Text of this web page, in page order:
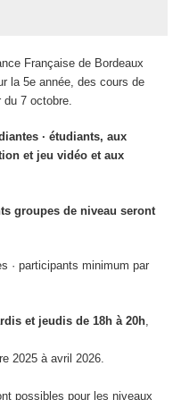
Française de Bordeaux
la 5e année, des cours de
du 7 octobre.
· étudiants, aux
et jeu vidéo et aux
groupes de niveau seront
· participants minimum par
et jeudis de 18h à 20h,
2025 à avril 2026.
possibles pour les niveaux